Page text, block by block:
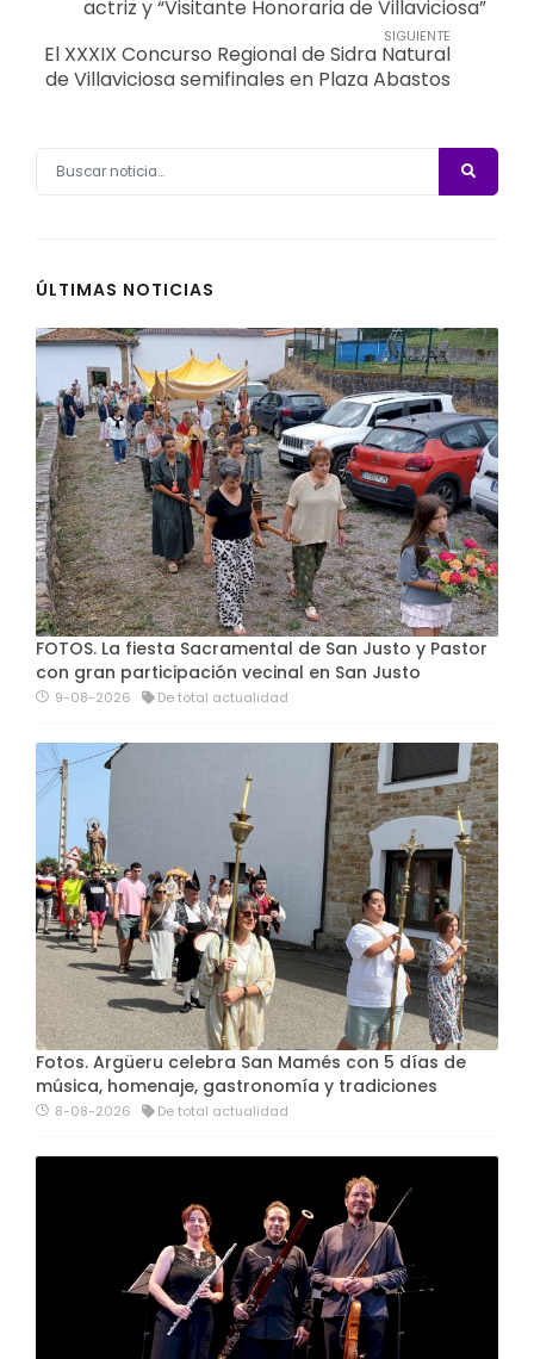
actriz y “Visitante Honoraria de Villaviciosa”
SIGUIENTE
El XXXIX Concurso Regional de Sidra Natural
de Villaviciosa semifinales en Plaza Abastos
ÚLTIMAS NOTICIAS
FOTOS. La fiesta Sacramental de San Justo y Pastor
con gran participación vecinal en San Justo
9-08-2026 De total actualidad
Fotos. Argüeru celebra San Mamés con 5 días de
música, homenaje, gastronomía y tradiciones
8-08-2026 De total actualidad